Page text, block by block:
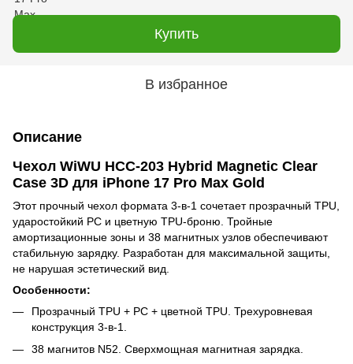
Купить
В избранное
Описание
Чехол WiWU HCC-203 Hybrid Magnetic Clear
Case 3D для iPhone 17 Pro Max Gold
Этот прочный чехол формата 3-в-1 сочетает прозрачный TPU,
ударостойкий PC и цветную TPU-броню. Тройные
амортизационные зоны и 38 магнитных узлов обеспечивают
стабильную зарядку. Разработан для максимальной защиты,
не нарушая эстетический вид.
Особенности:
Прозрачный TPU + PC + цветной TPU. Трехуровневая
конструкция 3-в-1.
38 магнитов N52. Сверхмощная магнитная зарядка.